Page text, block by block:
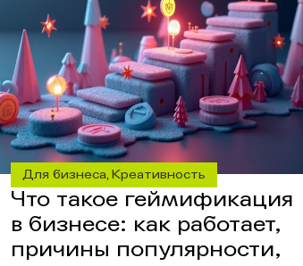
Для бизнеса, Креативность
Что такое геймификация
в бизнесе: как работает,
причины популярности,